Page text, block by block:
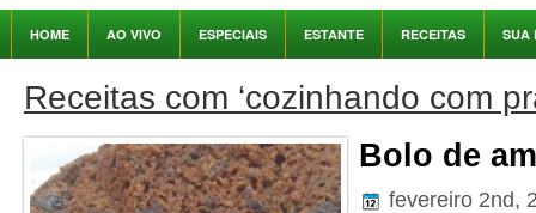
HOME AO VIVO ESPECIAIS ESTANTE RECEITAS SUA
Receitas com ‘cozinhando com
Bolo de
fevereiro 2nd,